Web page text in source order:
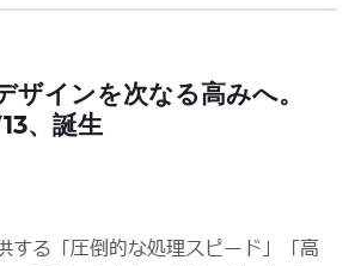
ザインを次なる高みへ。
、誕生
する「圧倒的な処理スピード」「高